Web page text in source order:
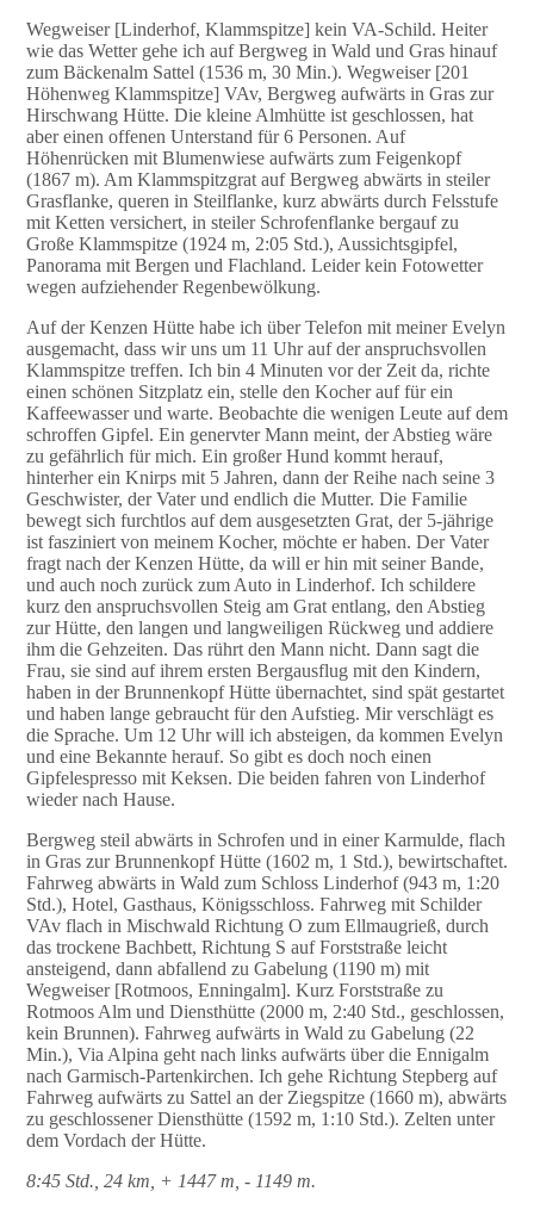
Wegweiser [Linderhof, Klammspitze] kein VA-Schild. Heiter
wie das Wetter gehe ich auf Bergweg in Wald und Gras hinauf
zum Bäckenalm Sattel (1536 m, 30 Min.). Wegweiser [201
Höhenweg Klammspitze] VAv, Bergweg aufwärts in Gras zur
Hirschwang Hütte. Die kleine Almhütte ist geschlossen, hat
aber einen offenen Unterstand für 6 Personen. Auf
Höhenrücken mit Blumenwiese aufwärts zum Feigenkopf
(1867 m). Am Klammspitzgrat auf Bergweg abwärts in steiler
Grasflanke, queren in Steilflanke, kurz abwärts durch Felsstufe
mit Ketten versichert, in steiler Schrofenflanke bergauf zu
Große Klammspitze (1924 m, 2:05 Std.), Aussichtsgipfel,
Panorama mit Bergen und Flachland. Leider kein Fotowetter
wegen aufziehender Regenbewölkung.
Auf der Kenzen Hütte habe ich über Telefon mit meiner Evelyn
ausgemacht, dass wir uns um 11 Uhr auf der anspruchsvollen
Klammspitze treffen. Ich bin 4 Minuten vor der Zeit da, richte
einen schönen Sitzplatz ein, stelle den Kocher auf für ein
Kaffeewasser und warte. Beobachte die wenigen Leute auf dem
schroffen Gipfel. Ein genervter Mann meint, der Abstieg wäre
zu gefährlich für mich. Ein großer Hund kommt herauf,
hinterher ein Knirps mit 5 Jahren, dann der Reihe nach seine 3
Geschwister, der Vater und endlich die Mutter. Die Familie
bewegt sich furchtlos auf dem ausgesetzten Grat, der 5-jährige
ist fasziniert von meinem Kocher, möchte er haben. Der Vater
fragt nach der Kenzen Hütte, da will er hin mit seiner Bande,
und auch noch zurück zum Auto in Linderhof. Ich schildere
kurz den anspruchsvollen Steig am Grat entlang, den Abstieg
zur Hütte, den langen und langweiligen Rückweg und addiere
ihm die Gehzeiten. Das rührt den Mann nicht. Dann sagt die
Frau, sie sind auf ihrem ersten Bergausflug mit den Kindern,
haben in der Brunnenkopf Hütte übernachtet, sind spät gestartet
und haben lange gebraucht für den Aufstieg. Mir verschlägt es
die Sprache. Um 12 Uhr will ich absteigen, da kommen Evelyn
und eine Bekannte herauf. So gibt es doch noch einen
Gipfelespresso mit Keksen. Die beiden fahren von Linderhof
wieder nach Hause.
Bergweg steil abwärts in Schrofen und in einer Karmulde, flach
in Gras zur Brunnenkopf Hütte (1602 m, 1 Std.), bewirtschaftet.
Fahrweg abwärts in Wald zum Schloss Linderhof (943 m, 1:20
Std.), Hotel, Gasthaus, Königsschloss. Fahrweg mit Schilder
VAv flach in Mischwald Richtung O zum Ellmaugrieß, durch
das trockene Bachbett, Richtung S auf Forststraße leicht
ansteigend, dann abfallend zu Gabelung (1190 m) mit
Wegweiser [Rotmoos, Enningalm]. Kurz Forststraße zu
Rotmoos Alm und Diensthütte (2000 m, 2:40 Std., geschlossen,
kein Brunnen). Fahrweg aufwärts in Wald zu Gabelung (22
Min.), Via Alpina geht nach links aufwärts über die Ennigalm
nach Garmisch-Partenkirchen. Ich gehe Richtung Stepberg auf
Fahrweg aufwärts zu Sattel an der Ziegspitze (1660 m), abwärts
zu geschlossener Diensthütte (1592 m, 1:10 Std.). Zelten unter
dem Vordach der Hütte.
8:45 Std., 24 km, + 1447 m, - 1149 m.